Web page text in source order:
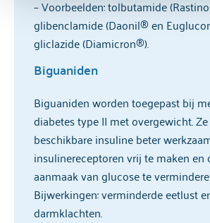
– Voorbeelden: tolbutamide
glibenclamide (Daonil® en
gliclazide (Diamicron®).
Biguaniden
Biguaniden worden toegepast bij
diabetes type II met overgewicht.
beschikbare insuline beter
insulinereceptoren vrij te maken en
aanmaak van glucose te
Bijwerkingen: verminderde eetlust
darmklachten.